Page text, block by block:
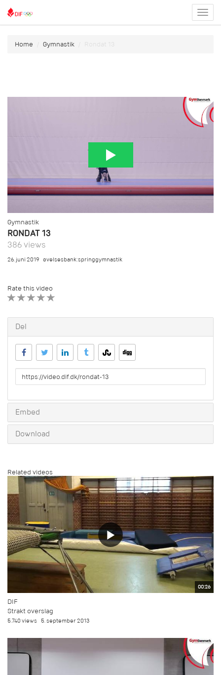
menu
Home Gymnastik Rondat 13
Gymnastik
RONDAT 13
386 views
26. juni 2019 øvelsesbank:springgymnastik
Rate this video
Del
URL
to
Embed
Download
Related videos
00:26
DIF
Strakt overslag
5.740 views 5. september 2013